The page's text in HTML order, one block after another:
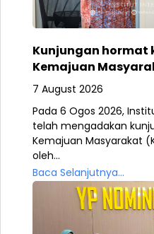
Kunjungan hormat
Kemajuan
7 August 2026
Pada 6 Ogos 2026,
telah mengadakan
Kemajuan Masyarakat
oleh...
Baca Selanjutnya...